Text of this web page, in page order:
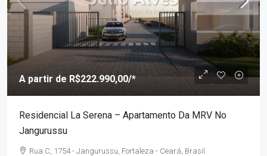
A partir de R$222.990,00/*
Residencial La Serena – Apartamento Da MRV No
Jangurussu
Rua C, 1754 - Jangurussu, Fortaleza - Ceará, Brasil